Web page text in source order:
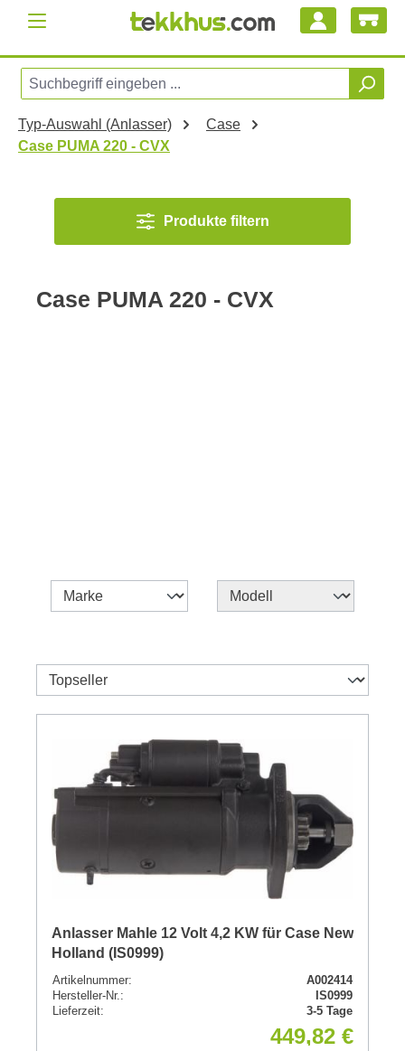
Zum Hauptinhalt springen
Typ-Auswahl (Anlasser)
Case
Case PUMA 220 - CVX
Produkte filtern
Case PUMA 220 - CVX
Anlasser Mahle 12 Volt 4,2 KW für Case New
Holland (IS0999)
Artikelnummer:
A002414
Hersteller-Nr.:
IS0999
Lieferzeit:
3-5 Tage
449,82 €